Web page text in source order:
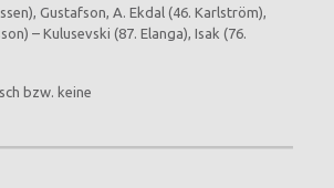
Gustafson, A. Ekdal (46. Karlström),
– Kulusevski (87. Elanga), Isak (76.
bzw. keine